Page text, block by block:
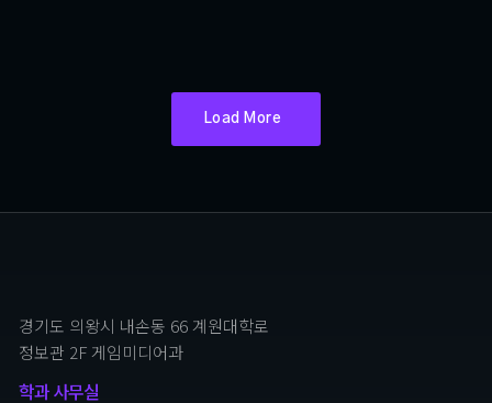
Load More
경기도 의왕시 내손동 66 계원대학로
정보관 2F 게임미디어과
학과 사무실